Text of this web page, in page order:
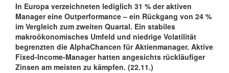
In Europa verzeichneten lediglich 31 % der aktiven
Manager eine Outperformance – ein Rückgang von 24 %
im Vergleich zum zweiten Quartal. Ein stabiles
makroökonomisches Umfeld und niedrige Volatilität
begrenzten die AlphaChancen für Aktienmanager. Aktive
Fixed-Income-Manager hatten angesichts rückläufiger
Zinsen am meisten zu kämpfen. (22.11.)